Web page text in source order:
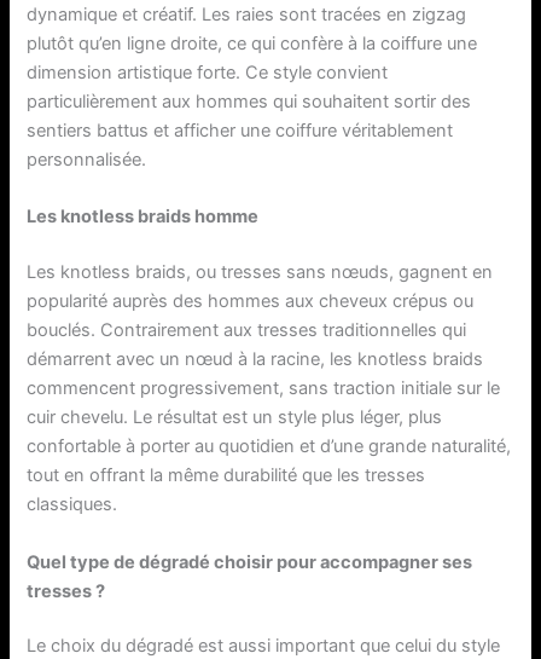
dynamique et créatif. Les raies sont tracées en zigzag
plutôt qu’en ligne droite, ce qui confère à la coiffure une
dimension artistique forte. Ce style convient
particulièrement aux hommes qui souhaitent sortir des
sentiers battus et afficher une coiffure véritablement
personnalisée.
Les knotless braids homme
Les knotless braids, ou tresses sans nœuds, gagnent en
popularité auprès des hommes aux cheveux crépus ou
bouclés. Contrairement aux tresses traditionnelles qui
démarrent avec un nœud à la racine, les knotless braids
commencent progressivement, sans traction initiale sur le
cuir chevelu. Le résultat est un style plus léger, plus
confortable à porter au quotidien et d’une grande naturalité,
tout en offrant la même durabilité que les tresses
classiques.
Quel type de dégradé choisir pour accompagner ses
tresses ?
Le choix du dégradé est aussi important que celui du style